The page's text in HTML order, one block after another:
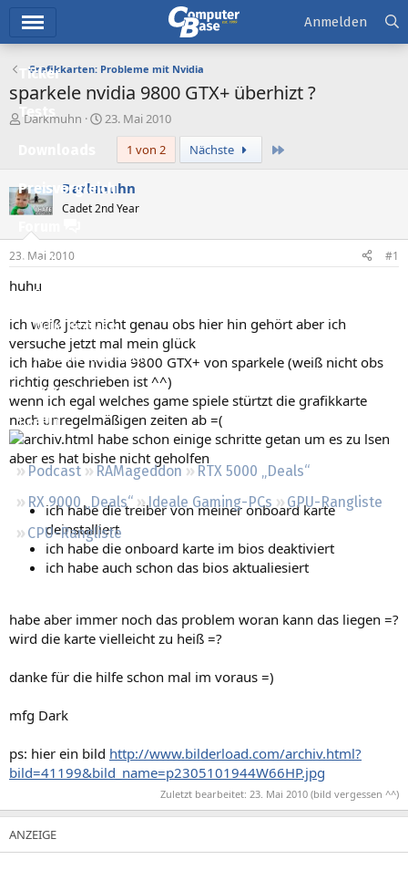
Ticker
Tests
Preisvergleich
Forum
Aktuelles
Empfohlene Inhalte
Neue Beiträge
Neueste Aktivitäten
Leserartikel
Regeln
Podcast RAMageddon
RTX 5000 „Deals“
RX 9000 „Deals“
Ideale Gaming-PCs
GPU-Rangliste
CPU-Rangliste
Anmelden
Grafikkarten: Probleme mit Nvidia
sparkele nvidia 9800 GTX+ überhizt ?
E
e
l
l
e
Darkmuhn
E
e
l
m
23. Mai 2010
1 von 2
Nächste
Darkmuhn
Cadet 2nd Year
23. Mai 2010 #1
huhu
ich weiß jetzt nicht genau obs hier hin gehört aber ich
versuche jetzt mal mein glück
ich habe die nvidia 9800 GTX+ von sparkele (weiß nicht obs
richtig geschrieben ist ^^)
wenn ich egal welches game spiele stürtzt die grafikkarte
nach unregelmäßigen zeiten ab =(
habe schon einige schritte getan um es zu lsen
aber es hat bishe nicht geholfen
ich habe die treiber von meiner onboard karte
deinstalliert
ich habe die onboard karte im bios deaktiviert
ich habe auch schon das bios aktualiesiert
habe aber immer noch das problem woran kann das liegen =?
wird die karte vielleicht zu heiß =?
danke für die hilfe schon mal im voraus =)
mfg Dark
ps: hier ein bild http://www.bilderload.com/archiv.html?
bild=41199&bild_name=p2305101944W66HP.jpg
Zuletzt bearbeitet: 23. Mai 2010 (bild vergessen ^^)